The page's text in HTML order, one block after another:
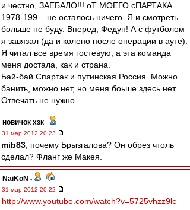
и честно, ЗАЕБАЛО!!! оТ МОЕГО сПАРТАКА
1978-199... не осталось ничего. Я и смотреть
больше не буду. Вперед, Федун! А с футболом
я завязал (да и колено после операции в ауте).
Я читал все время гостевую, а эта команда
меня достала, как и страна.
Бай-бай Спартак и путинская Россия. Можно
банить, можно нет, но меня боьше здесь нет...
Отвечать не нужно.
новичок хзк -
31 мар 2012 20:23
mib83 , почему Брызгалова? Он обрез чтоль
сделал? Фланг же Макея.
NaiKoN -
31 мар 2012 20:22
http://www.youtube.com/watch?v=5725vhzz9lc